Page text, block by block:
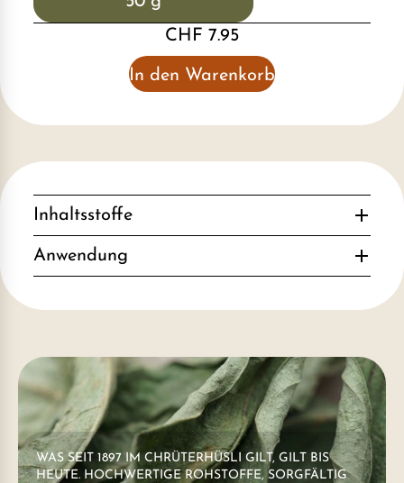
CHF 7.95
In den Warenkorb
Inhaltsstoffe
Anwendung
WAS SEIT 1897 IM CHRÜTERHÜSLI GILT, GILT BIS
HEUTE. HOCHWERTIGE ROHSTOFFE, SORGFÄLTIG